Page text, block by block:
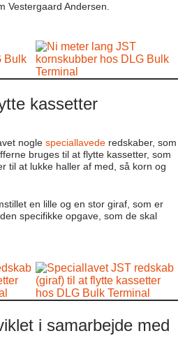
Vestergaard Andersen.
kassetter
nogle speciallavede redskaber, som
bruges til at flytte kassetter, som
til at lukke haller af med, så korn og
en lille og en stor giraf, som er
specifikke opgave, som de skal
i samarbejde med